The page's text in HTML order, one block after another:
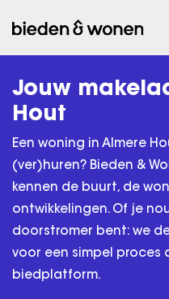
Jouw
Hout
Een woning in Almere
(ver)huren? Bieden &
kennen de buurt, de
ontwikkelingen. Of je
doorstromer bent: we
voor een simpel proces
biedplatform.